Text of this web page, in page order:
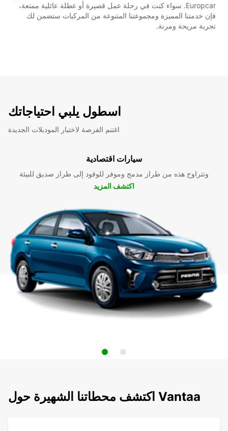
Europcar. سواء كنت في رحلة عمل قصيرة أو عطلة عائلية ممتعة،
فإن خدمتنا المميزة ومجموعتنا المتنوعة من المركبات ستضمن لك
تجربة مريحة ومرنة.
اسطول يلبي احتياجاتك
اغتنم الفرصة لاختبار الموديلات الجديدة
سيارات اقتصادية
وتتراوح هذه من طراز مدمج وموفر للوقود إلى طراز صديق للبيئة
اكتشف المزيد
اكتشف محطاتنا الشهيرة حول Vantaa